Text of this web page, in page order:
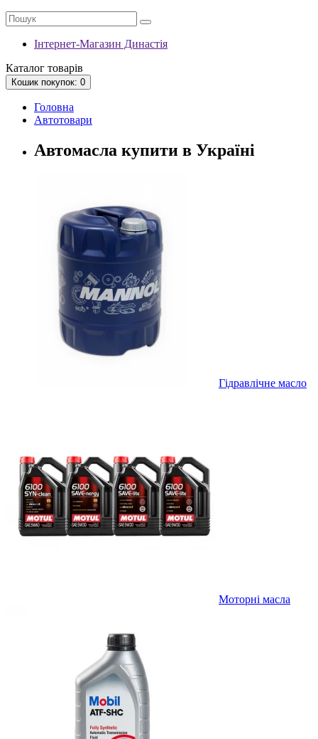
Інтернет-Магазин Династія
Каталог товарів
Кошик покупок: 0
Головна
Автотовари
Автомасла купити в Україні
Гідравлічне масло
Моторні масла